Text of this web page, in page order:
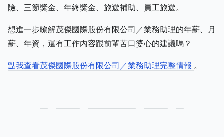
險、三節獎金、年終獎金、旅遊補助、員工旅遊。
想進一步瞭解茂傑國際股份有限公司／業務助理的年薪、月
薪、年資，還有工作內容跟前輩苦口婆心的建議嗎？
點我查看茂傑國際股份有限公司／業務助理完整情報 。